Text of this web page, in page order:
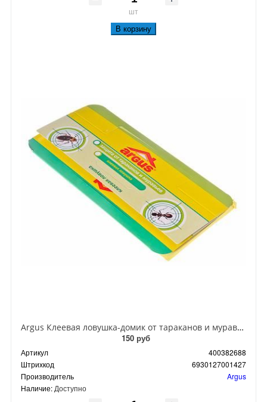
шт
В корзину
Argus Клеевая ловушка-домик от тараканов и муравьев
150 руб
Артикул
400382688
Штрихкод
6930127001427
Производитель
Argus
Наличие: Доступно